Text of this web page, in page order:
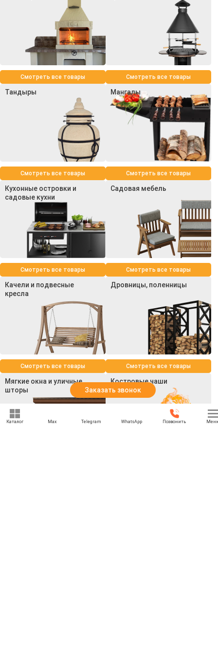
Смотреть все товары Смотреть все товары
Тандыры
Смотреть все товары
Мангалы
Смотреть все товары
Кухонные островки и
садовые кухни
Смотреть все товары
Садовая мебель
Смотреть все товары
Качели и подвесные
кресла
Смотреть все товары
Дровницы, поленницы
Смотреть все товары
Мягкие окна и уличные
шторы
Костровые чаши
Заказать звонок
Каталог Max Telegram WhatsApp Позвонить